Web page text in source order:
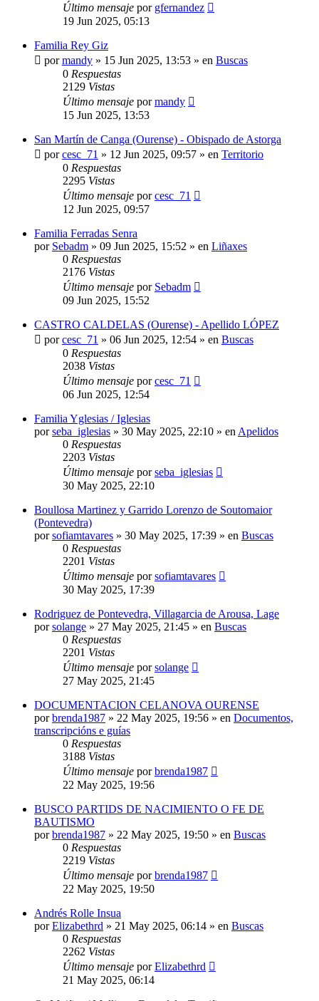
Último mensaje por gfernandez
19 Jun 2025, 05:13
Familia Rey Giz
pormandy » 15 Jun 2025, 13:53 » en Buscas
0 Respuestas
2129 Vistas
Último mensaje pormandy
15 Jun 2025, 13:53
San Martín de Canga (Ourense) - Obispado de Astorga
porcesc_71 » 12 Jun 2025, 09:57 » en Territorio
0 Respuestas
2295 Vistas
Último mensaje porcesc_71
12 Jun 2025, 09:57
Familia Ferradas Senra
por Sebadm » 09 Jun 2025, 15:52 » en Liñaxes
0 Respuestas
2176 Vistas
Último mensaje por Sebadm
09 Jun 2025, 15:52
CASTRO CALDELAS (Ourense) - Apellido LÓPEZ
porcesc_71 » 06 Jun 2025, 12:54 » en Buscas
0 Respuestas
2038 Vistas
Último mensaje porcesc_71
06 Jun 2025, 12:54
Familia Yglesias / Iglesias
porseba_iglesias » 30 May 2025, 22:10 » en Apelidos
0 Respuestas
2203 Vistas
Último mensaje porseba_iglesias
30 May 2025, 22:10
Boullosa Martinez y Garrido Lorenzo de Soutomaior
(Pontevedra)
porsofiamtavares » 30 May 2025, 17:39 » en Buscas
0 Respuestas
2201 Vistas
Último mensaje porsofiamtavares
30 May 2025, 17:39
Rodriguez de Pontevedra, Villagarcia de Arousa, Lage
porsolange » 27 May 2025, 21:45 » en Buscas
0 Respuestas
2201 Vistas
Último mensaje porsolange
27 May 2025, 21:45
DOCUMENTACION CELANOVA OURENSE
porbrenda1987 » 22 May 2025, 19:56 » en Documentos,
transcripcións e guías
0 Respuestas
3188 Vistas
Último mensaje porbrenda1987
22 May 2025, 19:56
BUSCO PARTIDS DE NACIMIENTO O FE DE
BAUTISMO
porbrenda1987 » 22 May 2025, 19:50 » en Buscas
0 Respuestas
2219 Vistas
Último mensaje porbrenda1987
22 May 2025, 19:50
Andrés Rolle Insua
porElizabethrd » 21 May 2025, 06:14 » en Buscas
0 Respuestas
2262 Vistas
Último mensaje porElizabethrd
21 May 2025, 06:14